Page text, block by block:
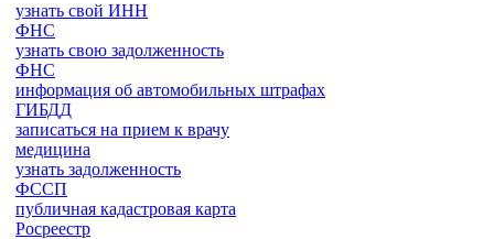
узнать свой ИНН
ФНС
узнать свою задолженность
ФНС
информация об автомобильных штрафах
ГИБДД
записаться на прием к врачу
медицина
узнать задолженность
ФССП
публичная кадастровая карта
Росреестр